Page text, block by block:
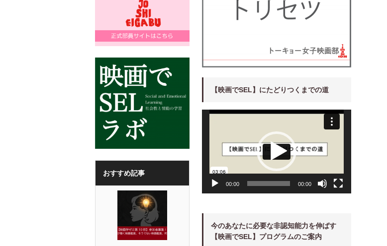
おすすめ記事
【映画でSEL】にたどりつくまでの道
00:00 00:00
今のあなたに必要な非認知能力を伸ばす
【映画でSEL】プログラムのご案内